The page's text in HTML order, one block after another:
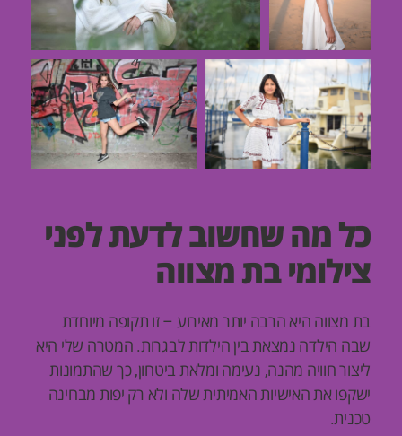
כל מה שחשוב לדעת לפני
צילומי בת מצווה
בת מצווה היא הרבה יותר מאירוע – זו תקופה מיוחדת
שבה הילדה נמצאת בין הילדות לבגרות. המטרה שלי היא
ליצור חוויה מהנה, נעימה ומלאת ביטחון, כך שהתמונות
ישקפו את האישיות האמיתית שלה ולא רק יפות מבחינה
טכנית.